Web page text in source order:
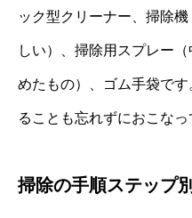
ック型クリーナー、掃除
しい）、掃除用スプレー
めたもの）、ゴム手袋で
ることも忘れずにおこなっ
掃除の手順ステップ